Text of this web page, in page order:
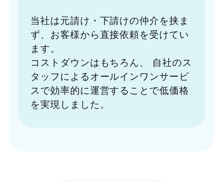
当社は元請け・下請けの仲介を挟ま
ず、お客様から直接依頼を受けてい
ます。
コストダウンはもちろん、
自社のス
タッフによるオールインワンサービ
スで効率的に運営することで低価格
を実現しました。